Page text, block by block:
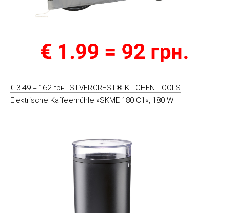
€ 3.49 = 162 грн. SILVERCREST® KITCHEN TOOLS
Elektrische Kaffeemühle »SKME 180 C1«, 180 W